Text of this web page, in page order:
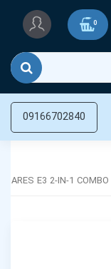
0
09166702840